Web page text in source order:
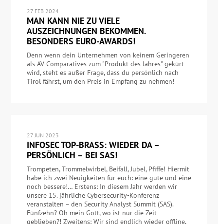
27 FEB 2024
MAN KANN NIE ZU VIELE
AUSZEICHNUNGEN BEKOMMEN.
BESONDERS EURO-AWARDS!
Denn wenn dein Unternehmen von keinem Geringeren
als AV-Comparatives zum "Produkt des Jahres" gekürt
wird, steht es außer Frage, dass du persönlich nach
Tirol fährst, um den Preis in Empfang zu nehmen!
27 JUN 2023
INFOSEC TOP-BRASS: WIEDER DA –
PERSÖNLICH – BEI SAS!
Trompeten, Trommelwirbel, Beifall, Jubel, Pfiffe! Hiermit
habe ich zwei Neuigkeiten für euch: eine gute und eine
noch bessere!… Erstens: In diesem Jahr werden wir
unsere 15. jährliche Cybersecurity-Konferenz
veranstalten – den Security Analyst Summit (SAS).
Fünfzehn? Oh mein Gott, wo ist nur die Zeit
geblieben?! Zweitens: Wir sind endlich wieder offline,